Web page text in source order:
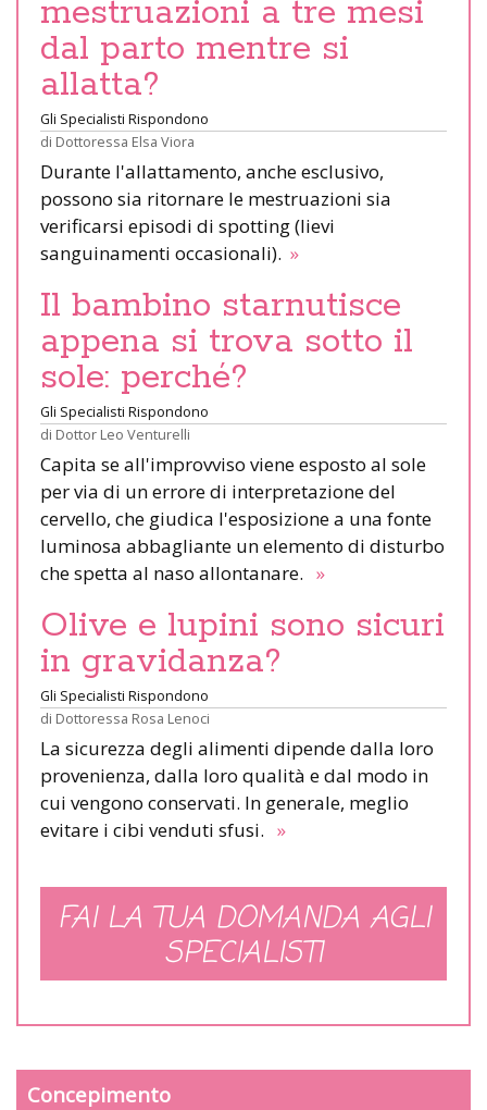
mestruazioni a tre mesi
dal parto mentre si
allatta?
Gli Specialisti Rispondono
di Dottoressa Elsa Viora
Durante l'allattamento, anche esclusivo,
possono sia ritornare le mestruazioni sia
verificarsi episodi di spotting (lievi
sanguinamenti occasionali). »
Il bambino starnutisce
appena si trova sotto il
sole: perché?
Gli Specialisti Rispondono
di Dottor Leo Venturelli
Capita se all'improvviso viene esposto al sole
per via di un errore di interpretazione del
cervello, che giudica l'esposizione a una fonte
luminosa abbagliante un elemento di disturbo
che spetta al naso allontanare. »
Olive e lupini sono sicuri
in gravidanza?
Gli Specialisti Rispondono
di Dottoressa Rosa Lenoci
La sicurezza degli alimenti dipende dalla loro
provenienza, dalla loro qualità e dal modo in
cui vengono conservati. In generale, meglio
evitare i cibi venduti sfusi. »
FAI LA TUA DOMANDA AGLI
SPECIALISTI
Concepimento